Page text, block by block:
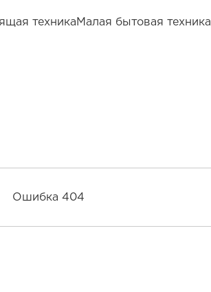
техникаМалая бытовая техника
Ошибка 404